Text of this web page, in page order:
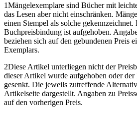
1Mängelexemplare sind Bücher mit
das Lesen aber nicht einschränken.
einen Stempel als solche gekennzeichnet.
Buchpreisbindung ist aufgehoben.
beziehen sich auf den gebundenen Preis
Exemplars.
2Diese Artikel unterliegen nicht der
dieser Artikel wurde aufgehoben oder
gesenkt. Die jeweils zutreffende
Artikelseite dargestellt. Angaben zu
auf den vorherigen Preis.